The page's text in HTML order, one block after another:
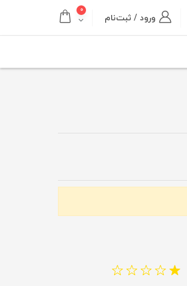
ورود / ثبت‌نام
۰